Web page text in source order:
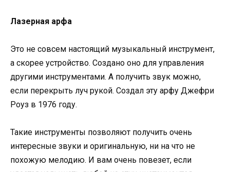
Лазерная арфа
Это не совсем настоящий музыкальный инструмент,
а скорее устройство. Создано оно для управления
другими инструментами. А получить звук можно,
если перекрыть луч рукой. Создал эту арфу Джефри
Роуз в 1976 году.
Такие инструменты позволяют получить очень
интересные звуки и оригинальную, ни на что не
похожую мелодию. И вам очень повезет, если